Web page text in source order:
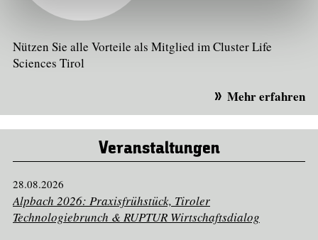
Nützen Sie alle Vorteile als Mitglied im Cluster Life
Sciences Tirol
Mehr erfahren
Veranstaltungen
28.08.2026
Alpbach 2026: Praxisfrühstück, Tiroler
Technologiebrunch & RUPTUR Wirtschaftsdialog